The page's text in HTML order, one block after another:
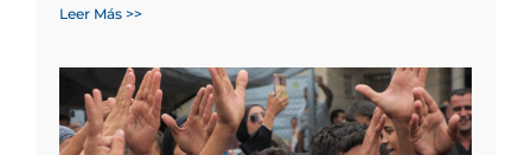
Leer Más >>